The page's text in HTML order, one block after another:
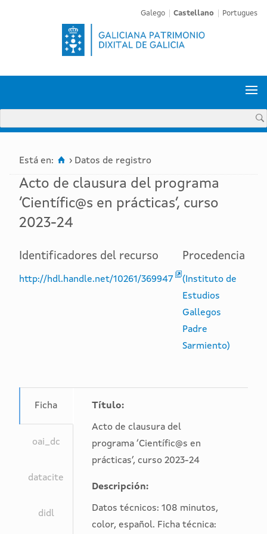
Galego Castellano Portugues

Está en:  › Datos de registro
Acto de clausura del programa
‘Científic@s en prácticas’, curso
2023-24
Identificadores del recurso
http://hdl.handle.net/10261/369947
Procedencia
(Instituto de
Estudios
Gallegos
Padre
Sarmiento)
Ficha
oai_dc
datacite
didl
Título:
Acto de clausura del
programa ‘Científic@s en
prácticas’, curso 2023-24
Descripción:
Datos técnicos: 108 minutos,
color, español. Ficha técnica:
<
<
<
<
<
<
<
<
<
<
<